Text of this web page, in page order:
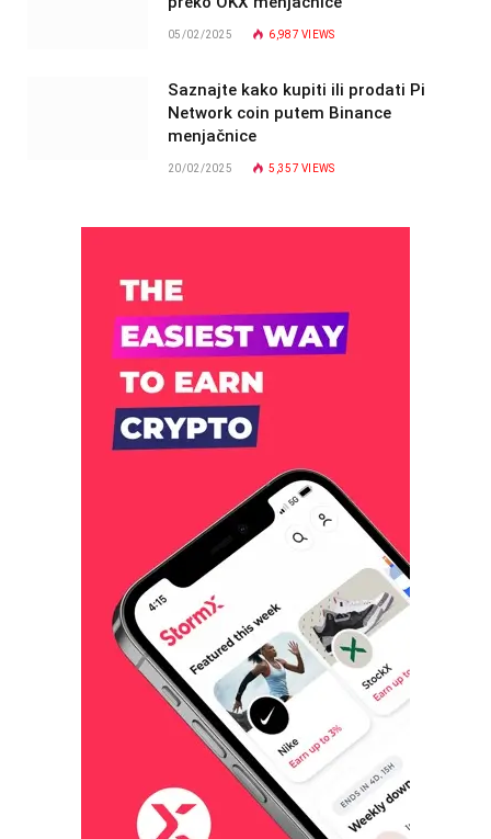
05/02/2025 6,987VIEWS
Saznajte kako kupiti ili prodati Pi
Network coin putem Binance
menjačnice
20/02/2025 5,357VIEWS